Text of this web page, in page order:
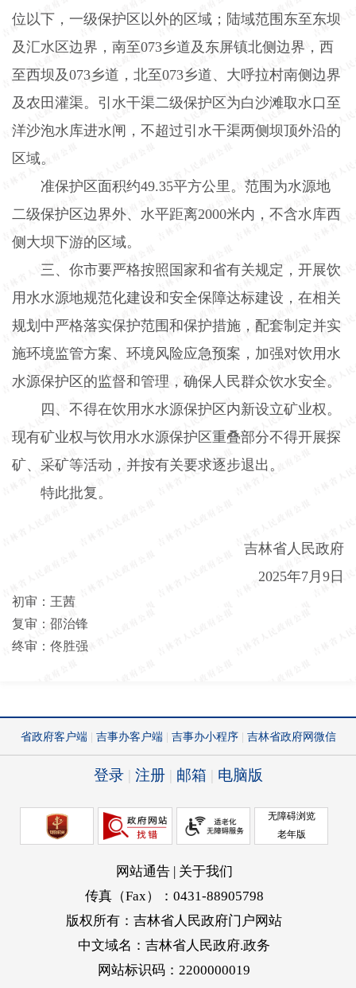
位以下，一级保护区以外的区域；陆域范围东至东坝
及汇水区边界，南至073乡道及东屏镇北侧边界，西
至西坝及073乡道，北至073乡道、大呼拉村南侧边界
及农田灌渠。引水干渠二级保护区为白沙滩取水口至
洋沙泡水库进水闸，不超过引水干渠两侧坝顶外沿的
区域。
准保护区面积约49.35平方公里。范围为水源地
二级保护区边界外、水平距离2000米内，不含水库西
侧大坝下游的区域。
三、你市要严格按照国家和省有关规定，开展饮
用水水源地规范化建设和安全保障达标建设，在相关
规划中严格落实保护范围和保护措施，配套制定并实
施环境监管方案、环境风险应急预案，加强对饮用水
水源保护区的监督和管理，确保人民群众饮水安全。
四、不得在饮用水水源保护区内新设立矿业权。
现有矿业权与饮用水水源保护区重叠部分不得开展探
矿、采矿等活动，并按有关要求逐步退出。
特此批复。
吉林省人民政府
2025年7 月 9日
初审：王茜
复审：邵治锋
终审：佟胜强